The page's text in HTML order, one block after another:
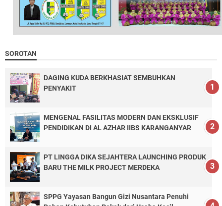
SOROTAN
DAGING KUDA BERKHASIAT SEMBUHKAN
PENYAKIT
MENGENAL FASILITAS MODERN DAN EKSKLUSIF
PENDIDIKAN DI AL AZHAR IIBS KARANGANYAR
PT LINGGA DIKA SEJAHTERA LAUNCHING PRODUK
BARU THE MILK PROJECT MERDEKA
SPPG Yayasan Bangun Gizi Nusantara Penuhi